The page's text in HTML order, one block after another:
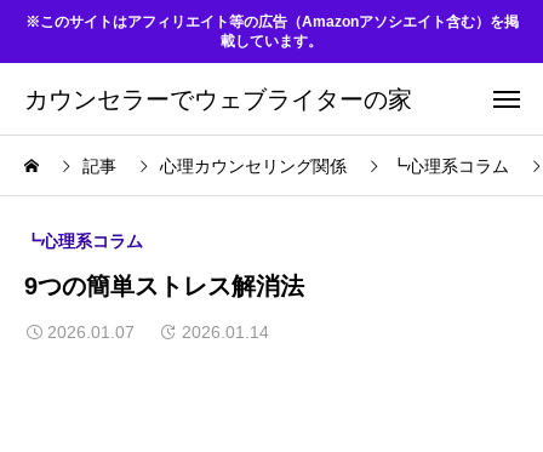
※このサイトはアフィリエイト等の広告（Amazonアソシエイト含む）を掲
載しています。
カウンセラーでウェブライターの家
記事 心理カウンセリング関係 ┗心理系コラム
┗心理系コラム
9つの簡単ストレス解消法
2026.01.07 2026.01.14